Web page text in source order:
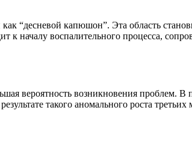
“десневой капюшон”. Эта область
к началу воспалительного процесса,
вероятность возникновения проблем. В
такого аномального роста третьих